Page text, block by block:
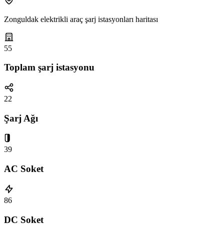
Zonguldak elektrikli araç şarj istasyonları haritası
55
Toplam şarj istasyonu
22
Şarj Ağı
39
AC Soket
86
DC Soket